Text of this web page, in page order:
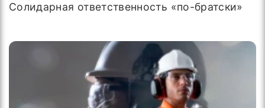
Солидарная ответственность «по-братски»